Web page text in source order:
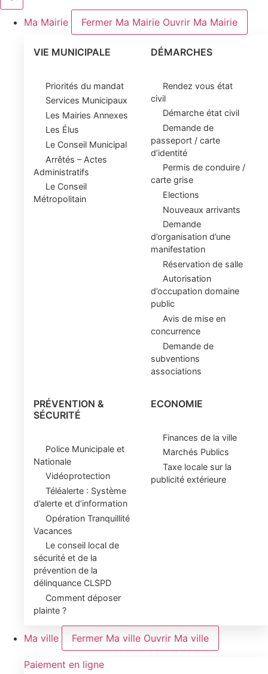
Ma Mairie Fermer Ma Mairie Ouvrir Ma Mairie
VIE MUNICIPALE
Priorités du mandat
Services Municipaux
Les Mairies Annexes
Les Élus
Le Conseil Municipal
Arrêtés – Actes
Administratifs
Le Conseil
Métropolitain
DÉMARCHES
Rendez vous état
civil
Démarche état civil
Demande de
passeport / carte
d’identité
Permis de conduire /
carte grise
Elections
Nouveaux arrivants
Demande
d’organisation d’une
manifestation
Réservation de salle
Autorisation
d’occupation domaine
public
Avis de mise en
concurrence
Demande de
subventions
associations
PRÉVENTION &
SÉCURITÉ
Police Municipale et
Nationale
Vidéoprotection
Téléalerte : Système
d’alerte et d’information
Opération Tranquillité
Vacances
Le conseil local de
sécurité et de la
prévention de la
délinquance CLSPD
Comment déposer
plainte ?
ECONOMIE
Finances de la ville
Marchés Publics
Taxe locale sur la
publicité extérieure
Ma ville Fermer Ma ville Ouvrir Ma ville
Paiement en ligne